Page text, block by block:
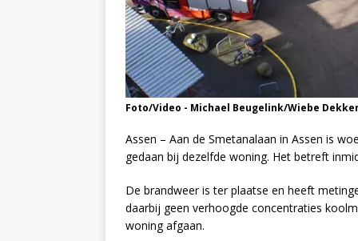
Foto/Video - Michael Beugelink/Wiebe
Assen – Aan de Smetanalaan in Assen is
gedaan bij dezelfde woning. Het betreft
De brandweer is ter plaatse en heeft
daarbij geen verhoogde concentraties
woning afgaan.